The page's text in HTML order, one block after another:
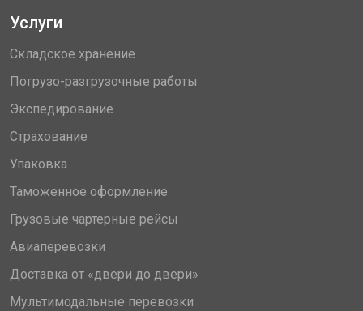
Услуги
Складское хранение
Погрузо-разгрузочные работы
Экспедирование
Страхование
Упаковка
Таможенное оформление
Грузовые чартерные рейсы
Авиаперевозки
Доставка от «двери до двери»
Мультимодальные перевозки